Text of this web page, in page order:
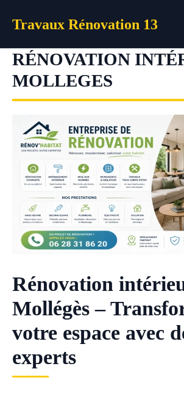
Travaux Rénovation 13
RÉNOVATION
MOLLEGES
Rénovation
Mollégès –
votre espace avec
experts